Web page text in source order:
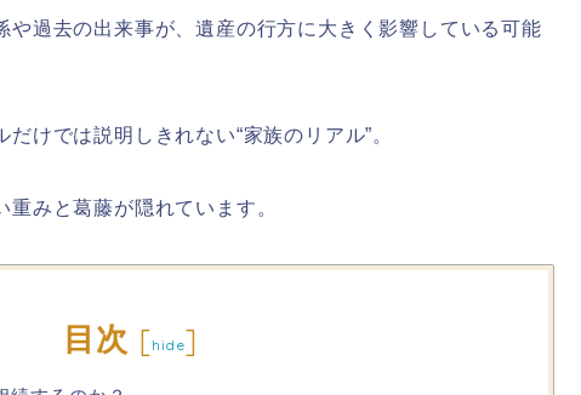
や過去の出来事が、遺産の行方に大きく影響している可能
けでは説明しきれない“家族のリアル”。
みと葛藤が隠れています。
目次 [hide]